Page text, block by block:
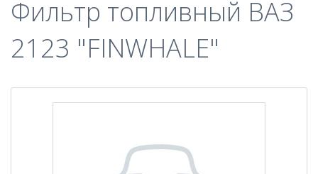
Фильтр топливный ВАЗ
2123 "FINWHALE"